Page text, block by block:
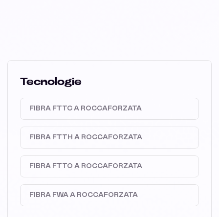
Tecnologie
FIBRA FTTC A ROCCAFORZATA
FIBRA FTTH A ROCCAFORZATA
FIBRA FTTO A ROCCAFORZATA
FIBRA FWA A ROCCAFORZATA